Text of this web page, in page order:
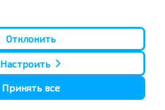
Москва - Барановичи
Брест - Люблин
Брест - Варшава
Отклонить
Настроить
Принять все